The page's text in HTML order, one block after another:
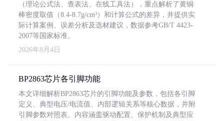
（理论公式法、查表法、在线工具法），重点解析了黄铜
棒密度取值（8.4-8.7g/cm³）和计算公式的差异，并提供实
际计算案例、误差分析及选材建议，数据参考GB/T 4423-
2007等国家标准。
2026年8月4日
BP2863芯片各引脚功能
本文详细解析BP2863芯片的引脚功能及参数，包括各引脚
定义、典型电压/电流值、内部逻辑关系等核心数据，并附
引脚参数对照表。内容涵盖驱动配置、保护机制及典型应